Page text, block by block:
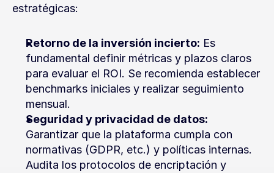
estratégicas:
Retorno de la inversión incierto: Es
fundamental definir métricas y plazos claros
para evaluar el ROI. Se recomienda establecer
benchmarks iniciales y realizar seguimiento
mensual.
Seguridad y privacidad de datos:
Garantizar que la plataforma cumpla con
normativas (GDPR, etc.) y políticas internas.
Audita los protocolos de encriptación y